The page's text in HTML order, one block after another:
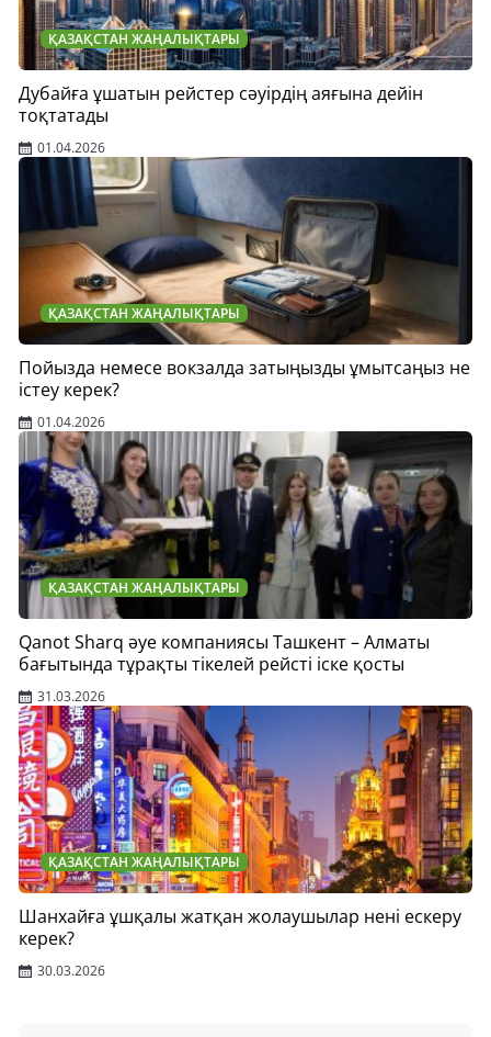
ҚАЗАҚСТАН ЖАҢАЛЫҚТАРЫ
Дубайға ұшатын рейстер сәуірдің аяғына дейін
тоқтатады
01.04.2026
ҚАЗАҚСТАН ЖАҢАЛЫҚТАРЫ
Пойызда немесе вокзалда затыңызды ұмытсаңыз не
істеу керек?
01.04.2026
ҚАЗАҚСТАН ЖАҢАЛЫҚТАРЫ
Qanot Sharq әуе компаниясы Ташкент – Алматы
бағытында тұрақты тікелей рейсті іске қосты
31.03.2026
ҚАЗАҚСТАН ЖАҢАЛЫҚТАРЫ
Шанхайға ұшқалы жатқан жолаушылар нені ескеру
керек?
30.03.2026